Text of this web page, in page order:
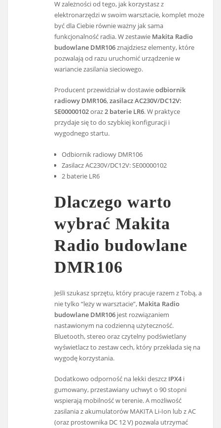
W zależności od tego, jak korzystasz z
elektronarzędzi w swoim warsztacie, komplet może
być dla Ciebie równie ważny jak sama
funkcjonalność radia. W zestawie Makita Radio
budowlane DMR106znajdziesz elementy, które
pozwalają od razu uruchomić urządzenie w
wariancie zasilania sieciowego.
Producent przewidział w dostawieodbiornik
radiowy DMR106,zasilacz AC230V/DC12V:
SE00000102oraz2 baterie LR6. W praktyce
przydaje się to do szybkiej konfiguracji i
wygodnego startu.
Odbiornik radiowy DMR106
Zasilacz AC230V/DC12V: SE00000102
2 baterie LR6
Dlaczego warto
wybrać Makita
Radio budowlane
DMR106
Jeśli szukasz sprzętu, który pracuje razem z Tobą, a
nie tylko “leży w warsztacie”, Makita Radio
budowlane DMR106 jest rozwiązaniem
nastawionym na codzienną użyteczność.
Bluetooth, stereo oraz czytelny podświetlany
wyświetlacz to zestaw cech, który przekłada się na
wygodę korzystania.
Dodatkowo odporność na lekki deszcz IPX4i
gumowany, przestawiany uchwyt o 90 stopni
wspierają mobilność w terenie. A możliwość
zasilania z akumulatorów MAKITA Li-Ion lub z AC
(oraz prostownika DC 12 V) pozwala utrzymać